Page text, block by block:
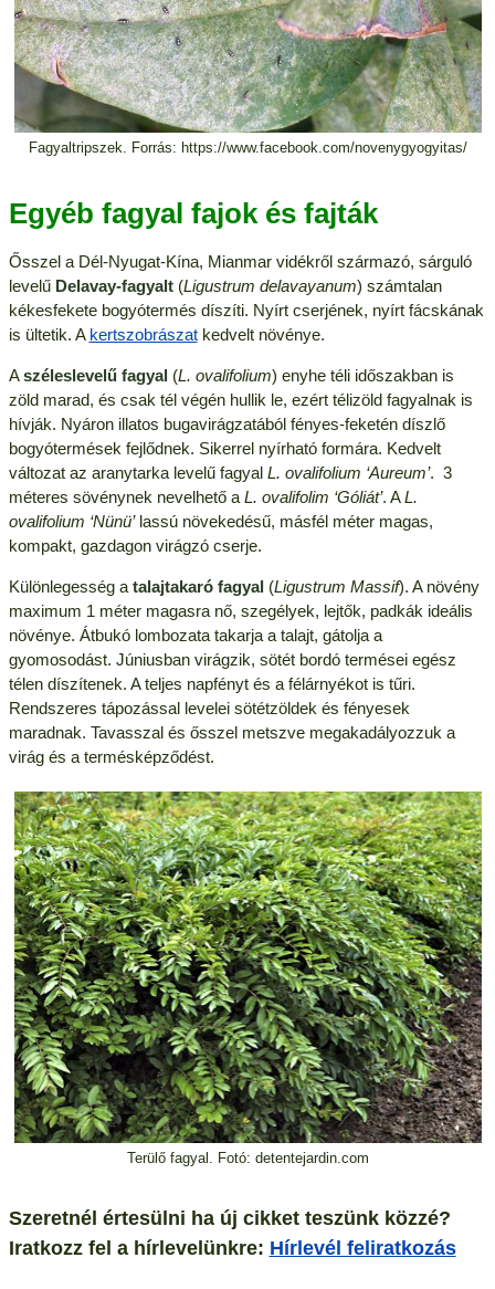
Fagyaltripszek. Forrás: https://www.facebook.com/novenygyogyitas/
Egyéb fagyal fajok és fajták
Ősszel a Dél-Nyugat-Kína, Mianmar vidékről származó, sárguló
levelű Delavay-fagyalt(Ligustrum delavayanum) számtalan
kékesfekete bogyótermés díszíti. Nyírt cserjének, nyírt fácskának
is ültetik. A kertszobrászatkedvelt növénye.
Aszéleslevelű fagyal(L. ovalifolium) enyhe téli időszakban is
zöld marad, és csak tél végén hullik le, ezért télizöld fagyalnak is
hívják. Nyáron illatos bugavirágzatából fényes-feketén díszlő
bogyótermések fejlődnek. Sikerrel nyírható formára. Kedvelt
változat az aranytarka levelű fagyal L. ovalifolium ‘Aureum’. 3
méteres sövénynek nevelhető a L. ovalifolim ‘Góliát’. AL.
ovalifolium ‘Nünü’lassú növekedésű, másfél méter magas,
kompakt, gazdagon virágzó cserje.
Különlegesség a talajtakaró fagyal(Ligustrum Massif). A növény
maximum 1 méter magasra nő, szegélyek, lejtők, padkák ideális
növénye. Átbukó lombozata takarja a talajt, gátolja a
gyomosodást. Júniusban virágzik, sötét bordó termései egész
télen díszítenek. A teljes napfényt és a félárnyékot is tűri.
Rendszeres tápozással levelei sötétzöldek és fényesek
maradnak. Tavasszal és ősszel metszve megakadályozzuk a
virág és a termésképződést.
Terülő fagyal. Fotó: detentejardin.com
Szeretnél értesülni ha új cikket teszünk közzé?
Iratkozz fel a hírlevelünkre: Hírlevél feliratkozás